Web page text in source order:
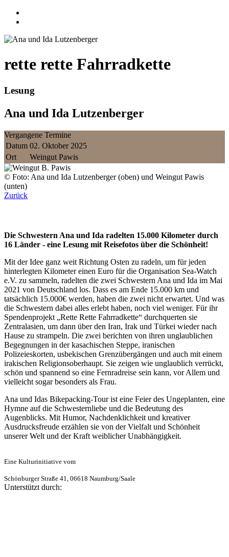
rette rette Fahrradkette
Lesung
Ana und Ida Lutzenberger
Vergangene Termine
Datum 02. Oktober 2025
Ort
Weingut Pawis
© Foto: Ana und Ida Lutzenberger (oben) und Weingut Pawis
(unten)
Zurück
Die Schwestern Ana und Ida radelten 15.000 Kilometer durch
16 Länder - eine Lesung mit Reisefotos über die Schönheit!
Mit der Idee ganz weit Richtung Osten zu radeln, um für jeden
hinterlegten Kilometer einen Euro für die Organisation Sea-Watch
e.V. zu sammeln, radelten die zwei Schwestern Ana und Ida im Mai
2021 von Deutschland los. Dass es am Ende 15.000 km und
tatsächlich 15.000€ werden, haben die zwei nicht erwartet. Und was
die Schwestern dabei alles erlebt haben, noch viel weniger. Für ihr
Spendenprojekt „Rette Rette Fahrradkette“ durchquerten sie
Zentralasien, um dann über den Iran, Irak und Türkei wieder nach
Hause zu strampeln. Die zwei berichten von ihren unglaublichen
Begegnungen in der kasachischen Steppe, iranischen
Polizeieskorten, usbekischen Grenzübergängen und auch mit einem
irakischen Religionsoberhaupt. Sie zeigen wie unglaublich verrückt,
schön und spannend so eine Fernradreise sein kann, vor Allem und
vielleicht sogar besonders als Frau.
Ana und Idas Bikepacking-Tour ist eine Feier des Ungeplanten, eine
Hymne auf die Schwesternliebe und die Bedeutung des
Augenblicks. Mit Humor, Nachdenklichkeit und kreativer
Ausdrucksfreude erzählen sie von der Vielfalt und Schönheit
unserer Welt und der Kraft weiblicher Unabhängigkeit.
Eine Kulturinitiative vom
Schönburger Straße 41, 06618 Naumburg/Saale
Unterstützt durch: